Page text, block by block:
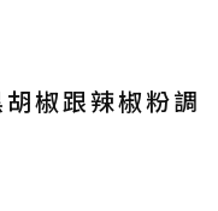
椒跟辣椒粉調